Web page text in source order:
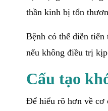
thần kinh bị tổn
Bệnh có thể diễn
nếu không điều trị
Cấu tạo
Để hiểu rõ hơn về cơ